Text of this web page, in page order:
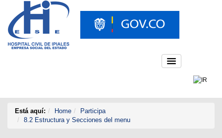
Está aquí: Home
Participa
8.2 Estructura y Secciones del menu